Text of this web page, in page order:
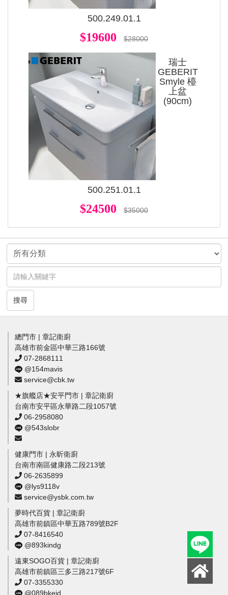
500.249.01.1
$19600 $28000
瑞士
GEBERIT
Smyle 檯
上盆
(90cm)
500.251.01.1
$24500 $35000
搜尋
總門市 | 章記衛廚
高雄市前金區中華三路166號
07-2868111
@154mavis
service@cbk.tw
★旗艦店★安平門市 | 章記衛廚
台南市安平區永華路二段1057號
06-2958080
@543slobr
健康門市 | 永昕衛廚
台南市南區健康路二段213號
06-2635899
@lys9118v
service@ysbk.com.tw
夢時代百貨 | 章記衛廚
高雄市前鎮區中華五路789號B2F
07-8416540
@893kindg
遠東SOGO百貨 | 章記衛廚
高雄市前鎮區三多三路217號6F
07-3355330
@089bkeid